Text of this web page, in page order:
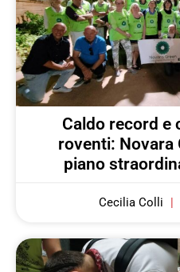
Caldo record e
roventi: Novara
piano
Cecilia Colli